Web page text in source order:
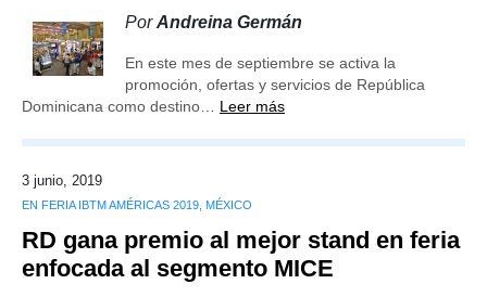
PorAndreina Germán
En este mes de septiembre se activa la
promoción, ofertas y servicios de República
Dominicana como destino… Leer más
3 junio, 2019
EN FERIA IBTM AMÉRICAS 2019, MÉXICO
RD gana premio al mejor stand en feria
enfocada al segmento MICE